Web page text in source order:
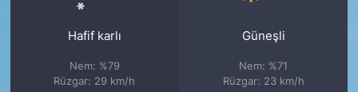
Hafif karlı
Nem: %79
Rüzgar: 29 km/h
Güneşli
Nem: %71
Rüzgar: 23 km/h